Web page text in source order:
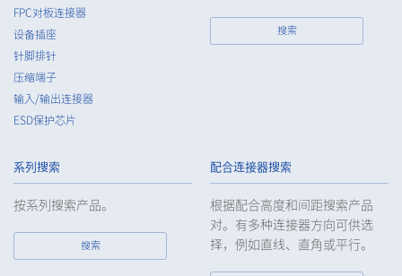
appropriately. If employees are required to handle the
personal data of the Customers, etc., the Company shall
supervise such data as required and appropriate so as to
ensure the security control of the personal data of the
Customers, etc.
5. When the Company entrusts the handling of the personal
handling of such data as required and appropriate so as to
ensure such data appropriate security control of the personal
data of the Customers, etc.
Except as otherwise provided by law, the Company will not
provide the personal data of the Customers, etc. for any third
party without obtaining the prior consent of the individual.
FPC对板连接器
设备插座
针脚排针
压缩端子
输入/输出连接器
ESD保护芯片
搜索
系列搜索
按系列搜索产品。
搜索
配合连接器搜索
根据配合高度和间距搜索产品
对。有多种连接器方向可供选
择，例如直线、直角或平行。